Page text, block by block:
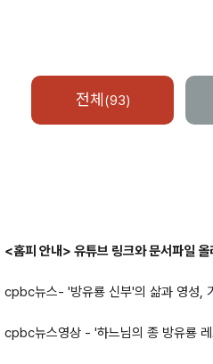
전체 (93)
<홈피 안내> 유튜브 링크와 문서파일 올
cpbc뉴스- '방유룡 신부'의 삶과 영성,
cpbc뉴스영상 - '하느님의 종 방유룡